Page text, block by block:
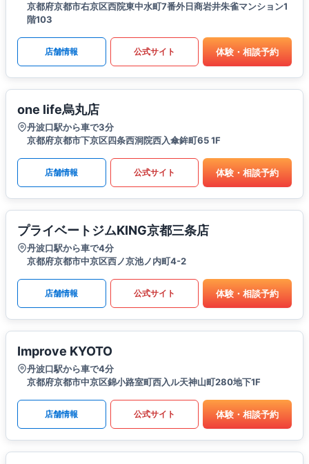
京都府京都市右京区西院東中水町7番外日商岩井朱雀マンション1
階103
店舗情報 公式サイト 体験・相談予約
one life烏丸店
丹波口駅から車で3分
京都府京都市下京区四条西洞院西入傘鉾町65 1F
店舗情報 公式サイト 体験・相談予約
プライベートジムKING京都三条店
丹波口駅から車で4分
京都府京都市中京区西ノ京池ノ内町4-2
店舗情報 公式サイト 体験・相談予約
Improve KYOTO
丹波口駅から車で4分
京都府京都市中京区錦小路室町西入ル天神山町280地下1F
店舗情報 公式サイト 体験・相談予約